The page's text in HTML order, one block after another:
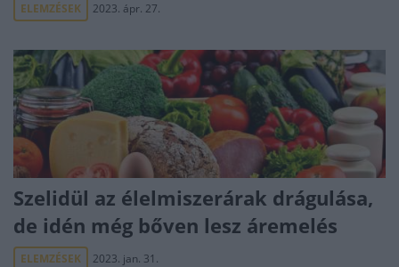
ELEMZÉSEK 2023. ápr. 27.
Szelidül az élelmiszerárak drágulása,
de idén még bőven lesz áremelés
ELEMZÉSEK 2023. jan. 31.